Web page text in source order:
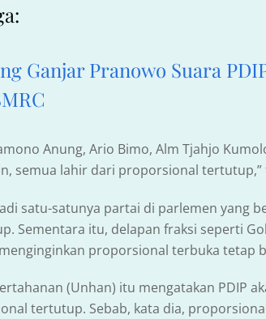
Ganjar Pranowo Suara
Anung, Ario Bimo, Alm Tjahjo
semua lahir dari proporsional tertutup,”
satu-satunya partai di parlemen yang
Sementara itu, delapan fraksi seperti
proporsional terbuka tetap
(Unhan) itu mengatakan PDIP
tertutup. Sebab, kata dia,